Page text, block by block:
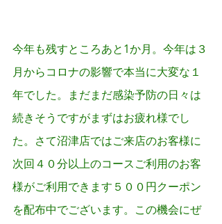
今年も残すところあと1か月。今年は３
月からコロナの影響で本当に大変な１
年でした。まだまだ感染予防の日々は
続きそうですがまずはお疲れ様でし
た。さて沼津店ではご来店のお客様に
次回４０分以上のコースご利用のお客
様がご利用できます５００円クーポン
を配布中でございます。この機会にぜ